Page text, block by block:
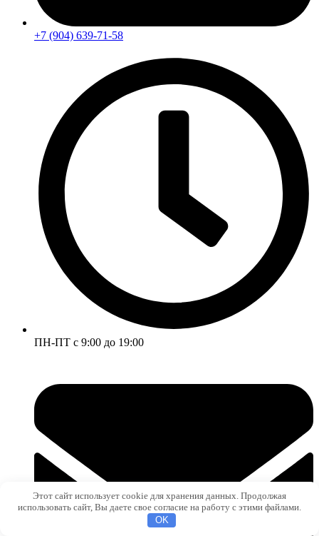
+7 (904) 639-71-58
ПН-ПТ с 9:00 до 19:00
Этот сайт использует cookie для хранения данных. Продолжая
использовать сайт, Вы даете свое согласие на работу с этими файлами.
OK